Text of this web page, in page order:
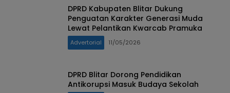
DPRD Kabupaten Blitar Dukung
Penguatan Karakter Generasi Muda
Lewat Pelantikan Kwarcab Pramuka
Advertorial 11/05/2026
DPRD Blitar Dorong Pendidikan
Antikorupsi Masuk Budaya Sekolah